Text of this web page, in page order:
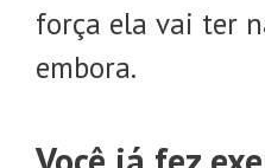
força ela vai ter
embora.